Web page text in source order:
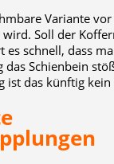
Variante
wird. Soll der
es schnell, dass
das Schienbein
ist das künftig